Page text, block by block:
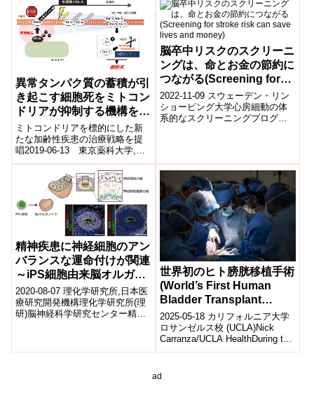
サ...
に...
異常タンパク質の蓄積が引
き起こす細胞死をミトコン
ドリアが抑制する機構を解
明
ミトコンドリアを標的にした新
たな加齢性疾患の治療戦略を提
唱2019-06-13 東京薬科大学,日
本医療研究開発機構ポイント 小
胞体に局在する分子IRE1α注1
脳卒中リスクのスクリーニ
ングは、命とお金の節約に
つながる(Screening for
stroke risk can save lives
and money)
2022-11-09 スウェーデン・リン
ショーピング大学心房細動の体
系的なスクリーニングプログラ
精神疾患に神経細胞のアン
バランスな運命付けが関連
～iPS細胞由来脳オルガノ
イドの研究から～
2020-08-07 理化学研究所,日本医
療研究開発機構理化学研究所(理
研)脳神経科学研究センター精神
世界初のヒト膀胱移植手術
(World’s First Human
Bladder Transplant
Performed at UCLA)
2025-05-18 カリフォルニア大学
ロサンゼルス校 (UCLA)Nick
Carranza/UCLA HealthDuring the
eight-hour...
ad